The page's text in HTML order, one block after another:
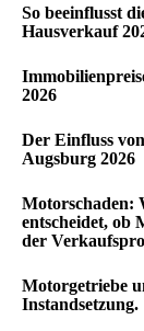
So beeinflusst
Hausverkauf
2026
Der Einfluss
Augsburg 2026
Motorschaden:
entscheidet, ob
der
Motorgetriebe
Instandsetzung.